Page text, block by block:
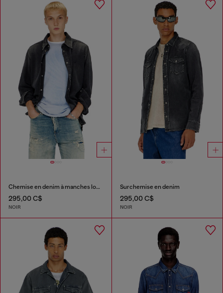
Chemise en denim à manches longues
295,00 C$
NOIR
Surchemise en denim
295,00 C$
NOIR